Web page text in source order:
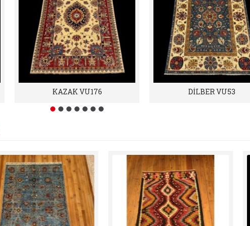
KAZAK VU176 DİLBER VU53